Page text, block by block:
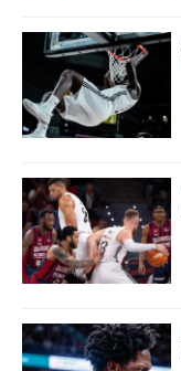
o acceder
perfiles
crear un
contenido
medir el